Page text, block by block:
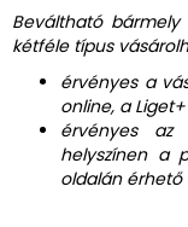
Beváltható bármely
kétféle típus
érvényes a
online, a
érvényes
helyszínen a
oldalán érhető